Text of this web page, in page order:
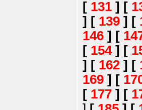
[ 131 ] [
] [ 139 ] [
146 ] [
[ 154] [
] [ 162 ] [
169 ] [
[ 177 ] [